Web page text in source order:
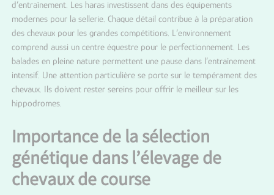
d’entraînement. Les haras investissent dans des équipements
modernes pour la sellerie. Chaque détail contribue à la préparation
des chevaux pour les grandes compétitions. L’environnement
comprend aussi un centre équestre pour le perfectionnement. Les
balades en pleine nature permettent une pause dans l’entraînement
intensif. Une attention particulière se porte sur le tempérament des
chevaux. Ils doivent rester sereins pour offrir le meilleur sur les
hippodromes.
Importance de la sélection
génétique dans l’élevage de
chevaux de course